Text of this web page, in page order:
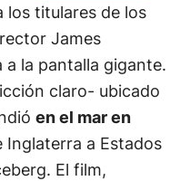
los titulares de los
James
la pantalla gigante.
claro- ubicado
en el mar en
a Estados
El film,